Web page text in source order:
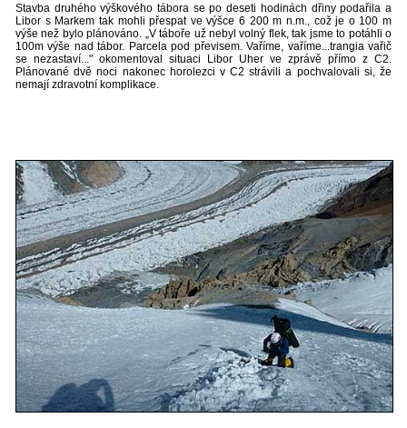
Stavba druhého výškového tábora se po deseti hodinách dřiny podařila a
Libor s Markem tak mohli přespat ve výšce 6 200 m n.m., což je o 100 m
výše než bylo plánováno. „V táboře už nebyl volný flek, tak jsme to potáhli o
100m výše nad tábor. Parcela pod převisem. Vaříme, vaříme...trangia vařič
se nezastaví..." okomentoval situaci Libor Uher ve zprávě přímo z C2.
Plánované dvě noci nakonec horolezci v C2 strávili a pochvalovali si, že
nemají zdravotní komplikace.